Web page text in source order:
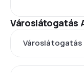
Városlátogatás
Városlátogatás